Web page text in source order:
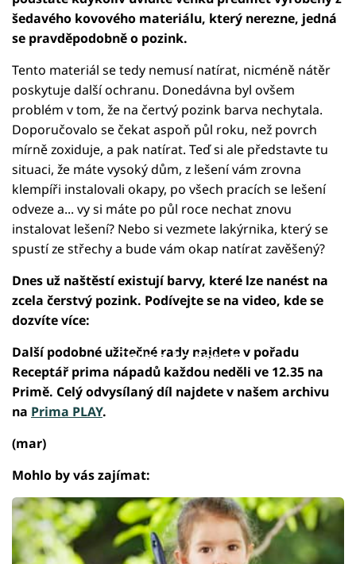
šedavého kovového materiálu, který nerezne, jedná
se pravděpodobně o pozink.
Tento materiál se tedy nemusí natírat, nicméně nátěr
poskytuje další ochranu. Donedávna byl ovšem
problém v tom, že na čertvý pozink barva nechytala.
Doporučovalo se čekat aspoň půl roku, než povrch
mírně zoxiduje, a pak natírat. Teď si ale představte tu
situaci, že máte vysoký dům, z lešení vám zrovna
klempíři instalovali okapy, po všech pracích se lešení
odveze a... vy si máte po půl roce nechat znovu
instalovat lešení? Nebo si vezmete lakýrnika, který se
spustí ze střechy a bude vám okap natírat zavěšený?
Dnes už naštěstí existují barvy, které lze nanést na
zcela čerstvý pozink. Podívejte se na video, kde se
dozvíte více:
Failed to fetch
Další podobné užitečné rady najdete v pořadu
Receptář prima nápadů každou neděli ve 12.35 na
Primě. Celý odvysílaný díl najdete v našem archivu
na Prima PLAY.
(mar)
Mohlo by vás zajímat: